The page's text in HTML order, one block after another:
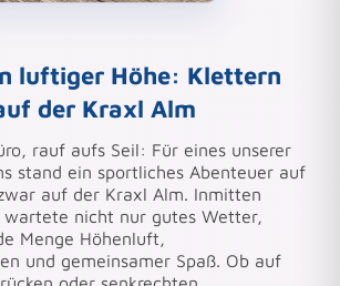
luftiger Höhe: Klettern
der Kraxl Alm
rauf aufs Seil: Für eines unserer
stand ein sportliches Abenteuer auf
auf der Kraxl Alm. Inmitten
nicht nur gutes Wetter,
Menge Höhenluft,
und gemeinsamer Spaß. Ob auf